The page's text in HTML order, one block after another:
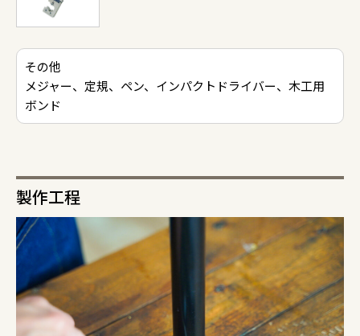
その他
メジャー、定規、ペン、インパクトドライバー、木工用
ボンド
製作工程